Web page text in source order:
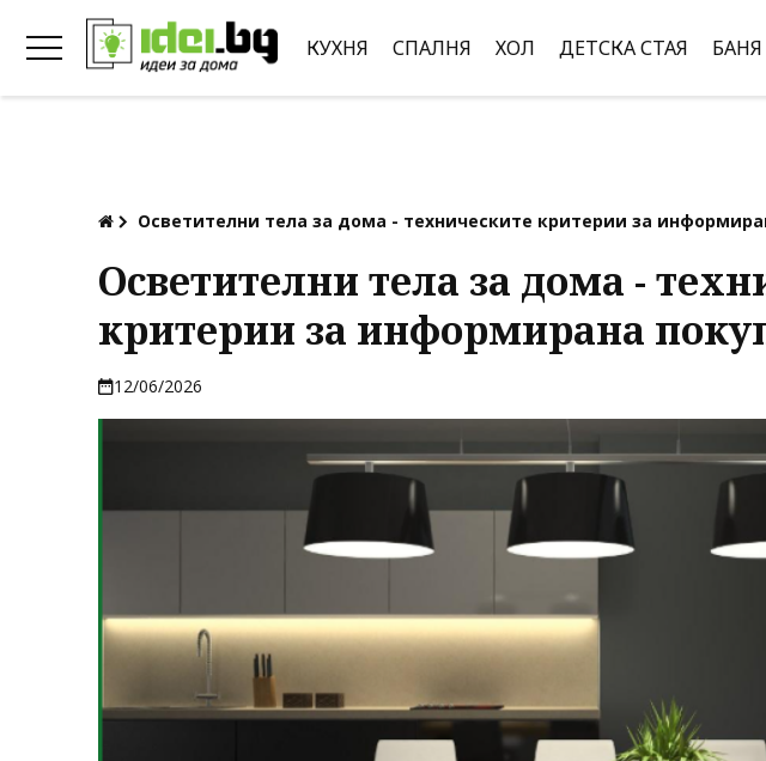
КУХНЯ СПАЛНЯ ХОЛ ДЕТСКА СТАЯ БАНЯ
Осветителни тела за дома - техническите критерии за
Осветителни тела за дома -
критерии за информирана
12/06/2026